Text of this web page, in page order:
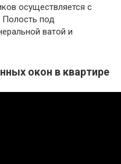
осуществляется с
Полость под
ватой и
окон в квартире